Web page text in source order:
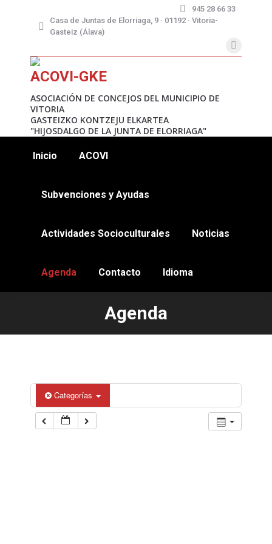
945 28 66 33
Casa de Juntas de Elorriaga, 9 · 01192 · Vitoria-
Gasteiz (Álava)
X
ACOVI-GKE
ASOCIACIÓN DE CONCEJOS DEL MUNICIPIO DE
VITORIA
GASTEIZKO KONTZEJU ELKARTEA
"HIJOSDALGO DE LA JUNTA DE ELORRIAGA"
Inicio ACOVI
Subvenciones y Ayudas
Actividades Socioculturales Noticias
Agenda Contacto Idioma
Agenda
Estás aquí:
Categorías